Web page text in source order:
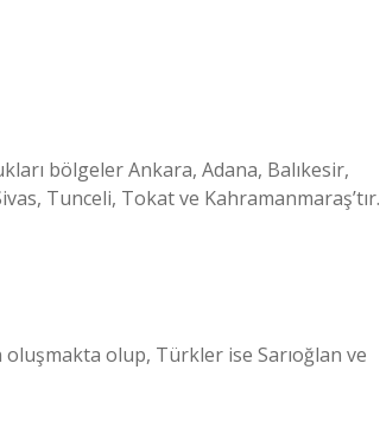
bölgeler Ankara, Adana, Balıkesir,
Tunceli, Tokat ve Kahramanmaraş’tır.
olup, Türkler ise Sarıoğlan ve